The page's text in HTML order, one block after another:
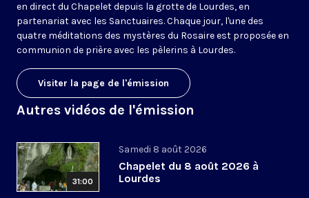
en direct du Chapelet depuis la grotte de Lourdes, en
partenariat avec les Sanctuaires. Chaque jour, l'une des
quatre méditations des mystères du Rosaire est proposée en
communion de prière avec les pèlerins à Lourdes.
Visiter la page de l'émission
Autres vidéos de l'émission
31:00
Samedi 8 août 2026
Chapelet du 8 août 2026 à
Lourdes